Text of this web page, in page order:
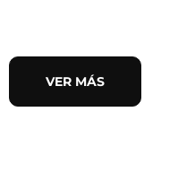
VER MÁS